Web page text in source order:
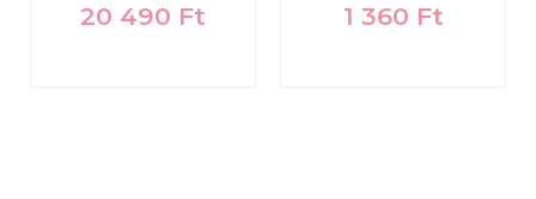
20 490 Ft 1 360 Ft